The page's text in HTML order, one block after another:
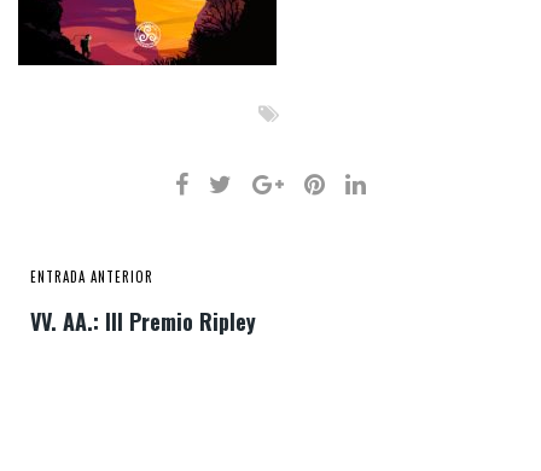
ENTRADA ANTERIOR
VV. AA.: III Premio Ripley